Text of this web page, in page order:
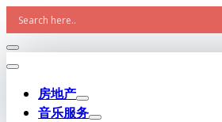
Skip
to
content
房地产
音乐服务